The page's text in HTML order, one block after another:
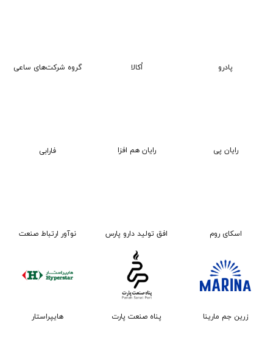
پادرو اُکالا گروه شرکت‌های ساعی
رایان پی رایان هم افزا فارابی
اسکای روم افق تولید دارو پارس نوآور ارتباط صنعت
زرین جم مارینا پناه صنعت پارت هایپراستار